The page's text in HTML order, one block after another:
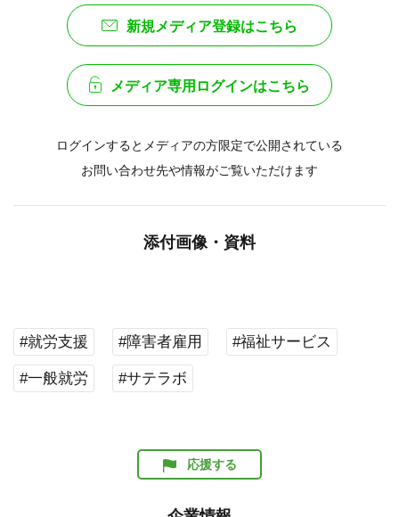
新規メディア登録はこちら
メディア専用ログインはこちら
ログインするとメディアの方限定で公開されている
お問い合わせ先や情報がご覧いただけます
添付画像・資料
#就労支援 #障害者雇用 #福祉サービス
#一般就労 #サテラボ
応援する